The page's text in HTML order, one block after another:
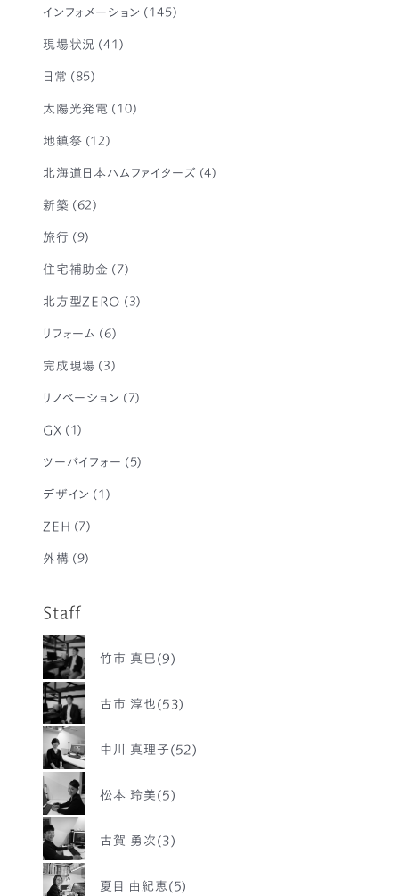
インフォメーション (145)
現場状況 (41)
日常 (85)
太陽光発電 (10)
地鎮祭 (12)
北海道日本ハムファイターズ (4)
新築 (62)
旅行 (9)
住宅補助金 (7)
北方型ZERO (3)
リフォーム (6)
完成現場 (3)
リノベーション (7)
GX (1)
ツーバイフォー (5)
デザイン (1)
ZEH (7)
外構 (9)
Staff
竹市 真巳(9)
古市 淳也(53)
中川 真理子(52)
松本 玲美(5)
古賀 勇次(3)
夏目 由紀恵(5)